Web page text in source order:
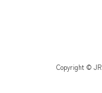
Copyright © JR